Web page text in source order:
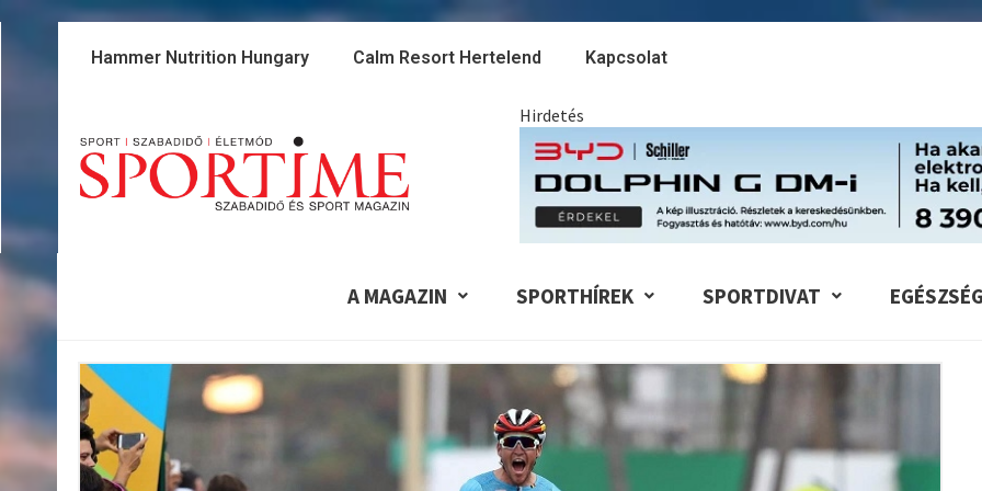
Hammer Nutrition Hungary Calm Resort Hertelend Kapcsolat
Hirdetés
A MAGAZIN SPORTHÍREK SPORTDIVAT EGÉSZSÉG